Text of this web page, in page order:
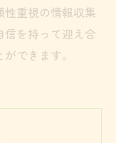
重視の情報収集
を持って迎え合
できます。